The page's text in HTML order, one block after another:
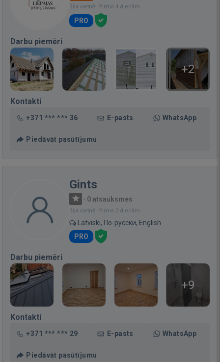
Bija vietnē: Pirms 4 dienām
PRO
Darbu piemēri
+2
Kontakti
+371 *** *** 36 E-pasts WhatsApp
Piedāvāt pasūtījumu
Gints
· 0 atsauksmes
Bija vietnē: Pirms 2 dienām
Latviski, По-русски, English
PRO
Darbu piemēri
+9
Kontakti
+371 *** *** 29 E-pasts WhatsApp
Piedāvāt pasūtījumu